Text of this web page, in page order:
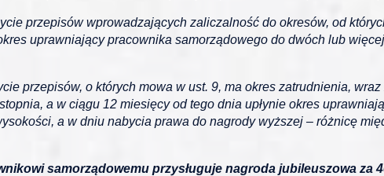
przepisów wprowadzających zaliczalność do okresów, od
uprawniający pracownika samorządowego do dwóch lub
przepisów, o których mowa w ust. 9, ma okres zatrudnienia,
a w ciągu 12 miesięcy od tego dnia upłynie okres
a w dniu nabycia prawa do nagrody wyższej – różnicę
samorządowemu przysługuje nagroda jubileuszowa za